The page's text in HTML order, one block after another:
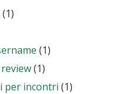
(1)
(1)
(1)
per incontri (1)